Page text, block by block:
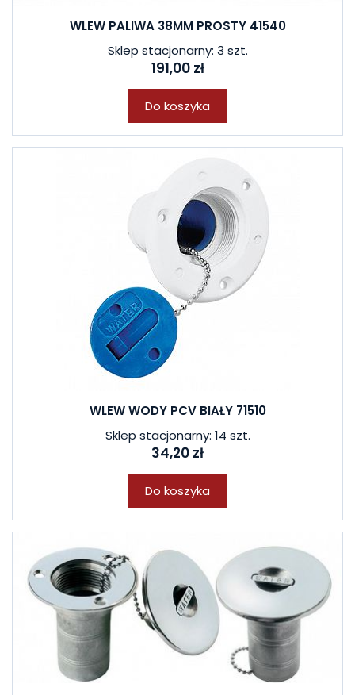
WLEW PALIWA 38MM PROSTY 41540
Sklep stacjonarny: 3 szt.
191,00 zł
Do koszyka
WLEW WODY PCV BIAŁY 71510
Sklep stacjonarny: 14 szt.
34,20 zł
Do koszyka